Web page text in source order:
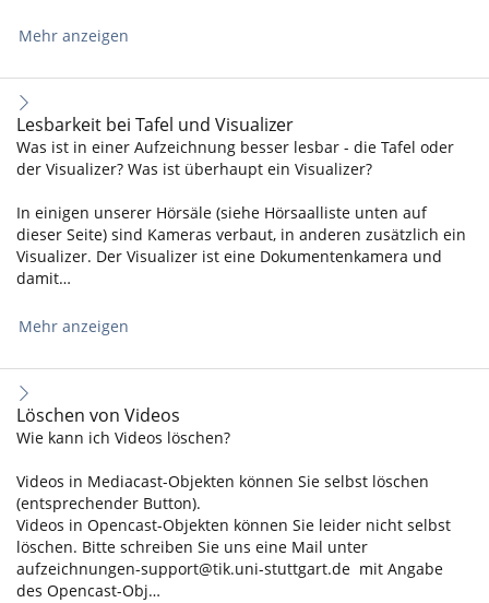
Mehr anzeigen
Lesbarkeit bei Tafel und Visualizer
Was ist in einer Aufzeichnung besser lesbar - die Tafel oder
der Visualizer? Was ist überhaupt ein Visualizer?
In einigen unserer Hörsäle (siehe Hörsaalliste unten auf
dieser Seite) sind Kameras verbaut, in anderen zusätzlich ein
Visualizer. Der Visualizer ist eine Dokumentenkamera und
damit…
Mehr anzeigen
Löschen von Videos
Wie kann ich Videos löschen?
Videos in Mediacast-Objekten können Sie selbst löschen
(entsprechender Button).
Videos in Opencast-Objekten können Sie leider nicht selbst
löschen. Bitte schreiben Sie uns eine Mail unter
aufzeichnungen-support@tik.uni-stuttgart.de mit Angabe
des Opencast-Obj…